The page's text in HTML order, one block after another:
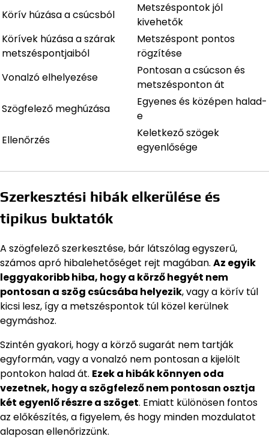
Körív húzása a csúcsból
Metszéspontok jól
kivehetők
Körívek húzása a szárak
metszéspontjaiból
Metszéspont pontos
rögzítése
Vonalzó elhelyezése
Pontosan a csúcson és
metszésponton át
Szögfelező meghúzása
Egyenes és középen halad-
e
Ellenőrzés
Keletkező szögek
egyenlősége
Szerkesztési hibák elkerülése és
tipikus buktatók
A szögfelező szerkesztése, bár látszólag egyszerű,
számos apró hibalehetőséget rejt magában. Az egyik
leggyakoribb hiba, hogy a körző hegyét nem
pontosan a szög csúcsába helyezik, vagy a körív túl
kicsi lesz, így a metszéspontok túl közel kerülnek
egymáshoz.
Szintén gyakori, hogy a körző sugarát nem tartják
egyformán, vagy a vonalzó nem pontosan a kijelölt
pontokon halad át. Ezek a hibák könnyen oda
vezetnek, hogy a szögfelező nem pontosan osztja
két egyenlő részre a szöget. Emiatt különösen fontos
az előkészítés, a figyelem, és hogy minden mozdulatot
alaposan ellenőrizzünk.